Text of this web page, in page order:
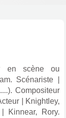
en scène ou
Scénariste
Compositeur
Knightley,
Kinnear, Rory.